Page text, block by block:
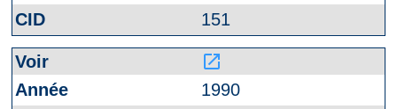
151
launch
1990